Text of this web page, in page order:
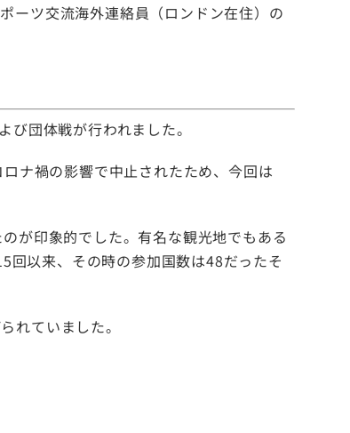
ーツ交流海外連絡員（ロンドン在住）の
団体戦が行われました。
ナ禍の影響で中止されたため、今回は
が印象的でした。有名な観光地でもある
回以来、その時の参加国数は48だったそ
れていました。